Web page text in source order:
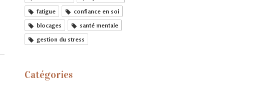
fatigue
confiance en soi
blocages
santé mentale
gestion du stress
Catégories